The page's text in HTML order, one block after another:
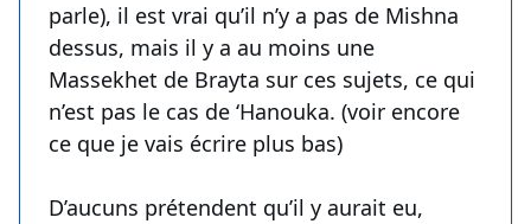
parle), il est vrai qu’il n’y a pas de Mishna
dessus, mais il y a au moins une
Massekhet de Brayta sur ces sujets, ce qui
n’est pas le cas de ‘Hanouka. (voir encore
ce que je vais écrire plus bas)
D’aucuns prétendent qu’il y aurait eu,